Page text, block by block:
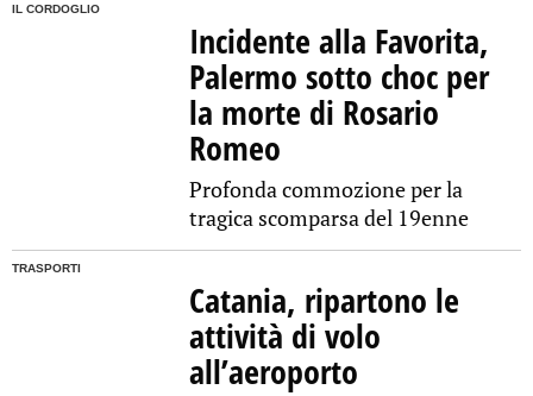
IL CORDOGLIO
Incidente alla Favorita,
Palermo sotto choc per
la morte di Rosario
Romeo
Profonda commozione per la
tragica scomparsa del 19enne
TRASPORTI
Catania, ripartono le
attività di volo
all’aeroporto